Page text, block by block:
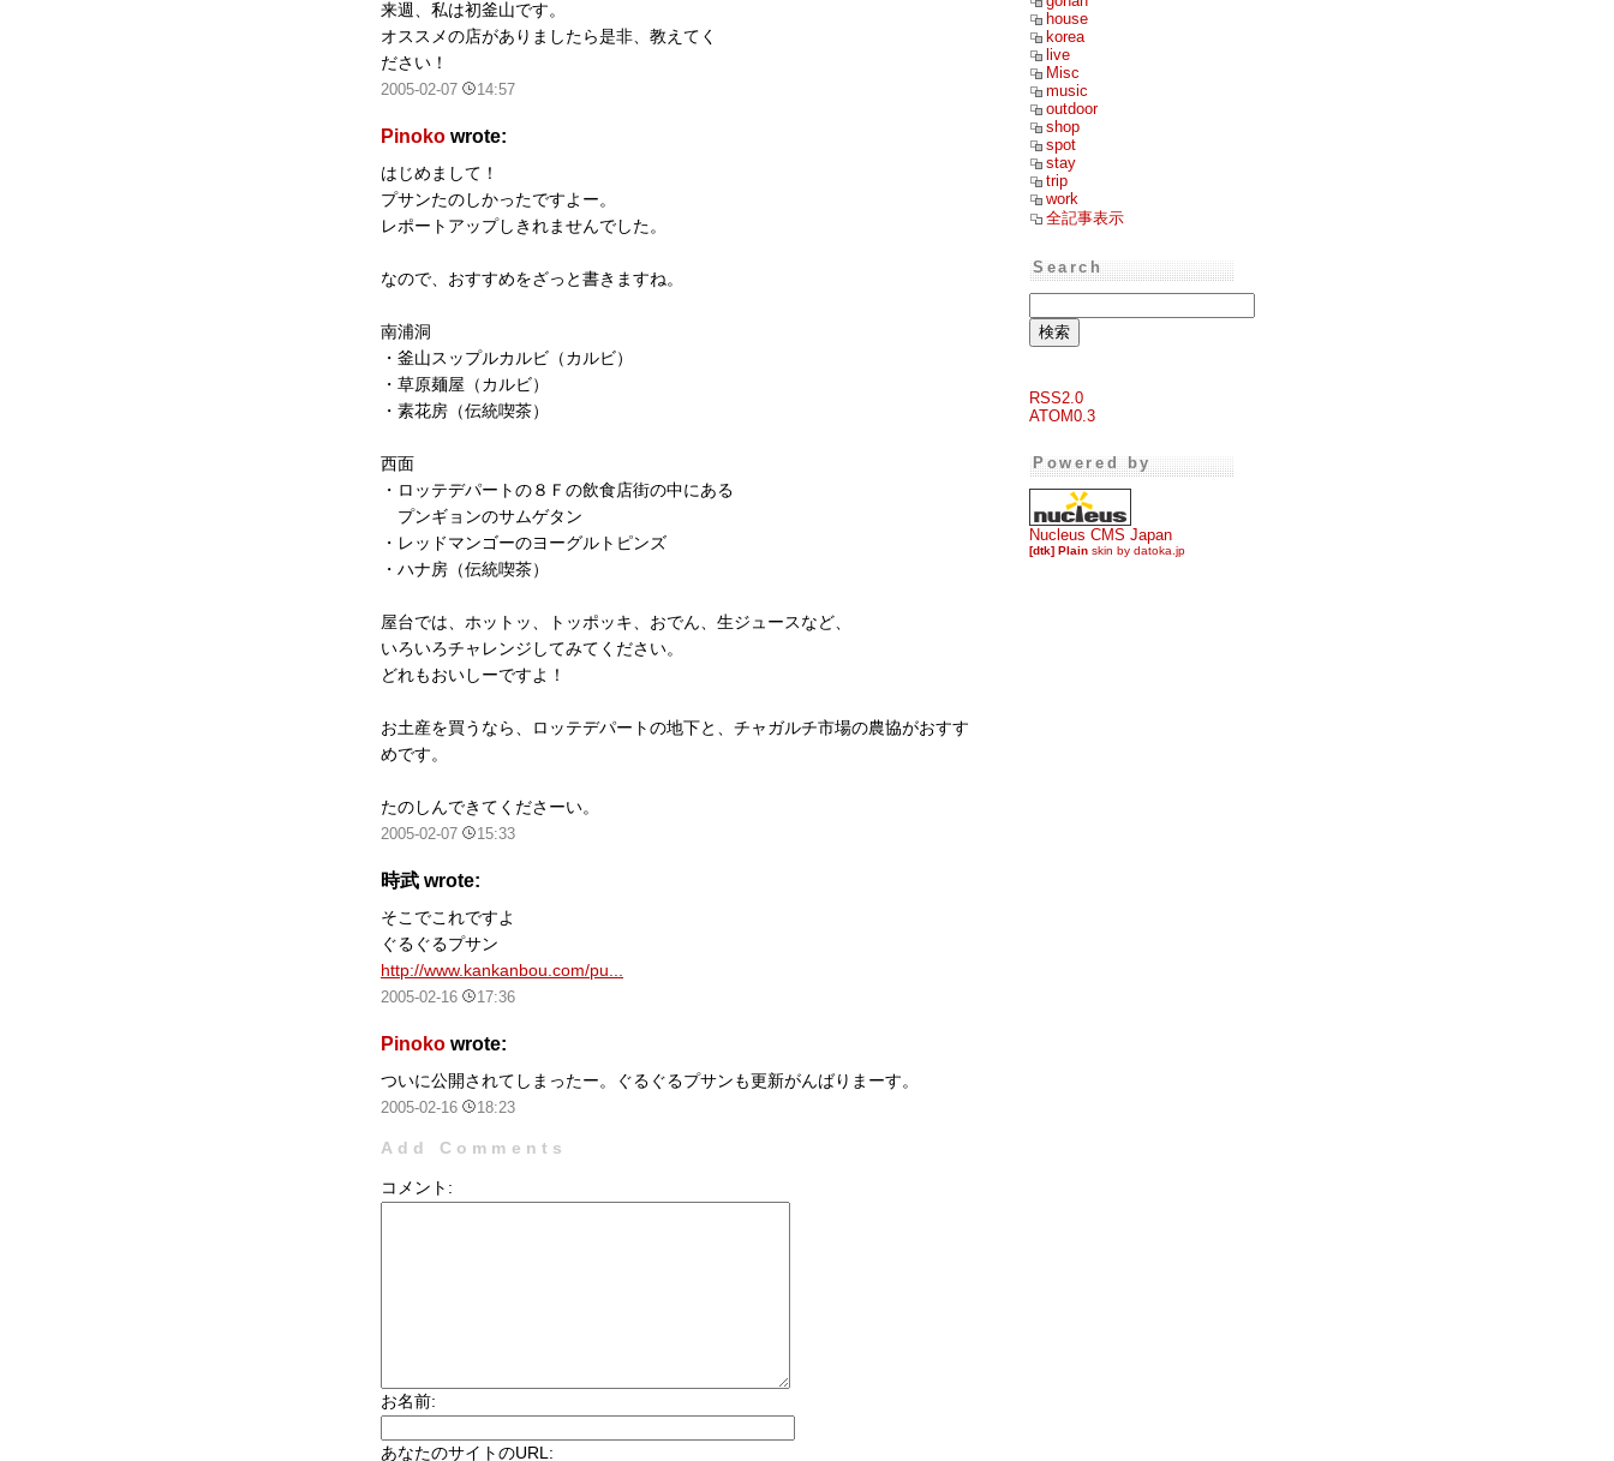
来週、私は初釜山です。
オススメの店がありましたら是非、教えてく
ださい！
2005-02-07
14:57
Pinoko wrote:
はじめまして！
プサンたのしかったですよー。
レポートアップしきれませんでした。
なので、おすすめをざっと書きますね。
南浦洞
・釜山スップルカルビ（カルビ）
・草原麺屋（カルビ）
・素花房（伝統喫茶）
西面
・ロッテデパートの８Ｆの飲食店街の中にある
プンギョンのサムゲタン
・レッドマンゴーのヨーグルトピンズ
・ハナ房（伝統喫茶）
屋台では、ホットッ、トッポッキ、おでん、生ジュースなど、
いろいろチャレンジしてみてください。
どれもおいしーですよ！
お土産を買うなら、ロッテデパートの地下と、チャガルチ市場の農協がおすす
めです。
たのしんできてくださーい。
2005-02-07
15:33
時武 wrote:
そこでこれですよ
ぐるぐるプサン
http://www.kankanbou.com/pu...
2005-02-16
17:36
Pinoko wrote:
ついに公開されてしまったー。ぐるぐるプサンも更新がんばりまーす。
2005-02-16
18:23
Add Comments
コメント:
お名前:
あなたのサイトのURL:
house
korea
live
Misc
music
outdoor
shop
spot
stay
trip
work
全記事表示
Search
RSS2.0
ATOM0.3
Powered by
Nucleus CMS Japan
[dtk] Plain skin by datoka.jp